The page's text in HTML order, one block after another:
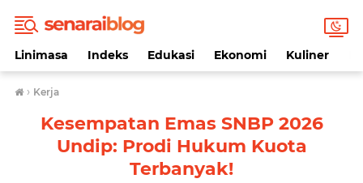
Linimasa Indeks Edukasi Ekonomi Kuliner
› Kerja
Kesempatan Emas SNBP 2026
Undip: Prodi Hukum Kuota
Terbanyak!